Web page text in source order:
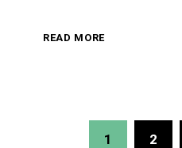
READ MORE
1 2